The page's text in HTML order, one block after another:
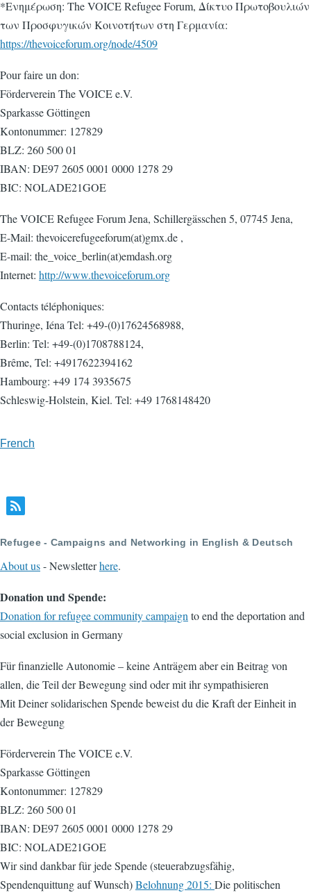
*Ενημέρωση: The VOICE Refugee Forum, Δίκτυο Πρωτοβουλιών
των Προσφυγικών Κοινοτήτων στη Γερμανία:
https://thevoiceforum.org/node/4509
Pour faire un don:
Förderverein The VOICE e.V.
Sparkasse Göttingen
Kontonummer: 127829
BLZ: 260 500 01
IBAN: DE97 2605 0001 0000 1278 29
BIC: NOLADE21GOE
The VOICE Refugee Forum Jena, Schillergässchen 5, 07745 Jena,
E-Mail: thevoicerefugeeforum(at)gmx.de ,
E-mail: the_voice_berlin(at)emdash.org
Internet: http://www.thevoiceforum.org
Contacts téléphoniques:
Thuringe, Iéna Tel: +49-(0)17624568988,
Berlin: Tel: +49-(0)1708788124,
Brême, Tel: +4917622394162
Hambourg: +49 174 3935675
Schleswig-Holstein, Kiel. Tel: +49 1768148420
French
Refugee - Campaigns and Networking in English & Deutsch
About us- Newsletterhere.
Donation und Spende:
Donation for refugee community campaignto end the deportation and
social exclusion in Germany
Für finanzielle Autonomie – keine Anträgem aber ein Beitrag von
allen, die Teil der Bewegung sind oder mit ihr sympathisieren
Mit Deiner solidarischen Spende beweist du die Kraft der Einheit in
der Bewegung
Förderverein The VOICE e.V.
Sparkasse Göttingen
Kontonummer: 127829
BLZ: 260 500 01
IBAN: DE97 2605 0001 0000 1278 29
BIC: NOLADE21GOE
Wir sind dankbar für jede Spende (steuerabzugsfähig,
Spendenquittung auf Wunsch)Belohnung 2015: Die politischen